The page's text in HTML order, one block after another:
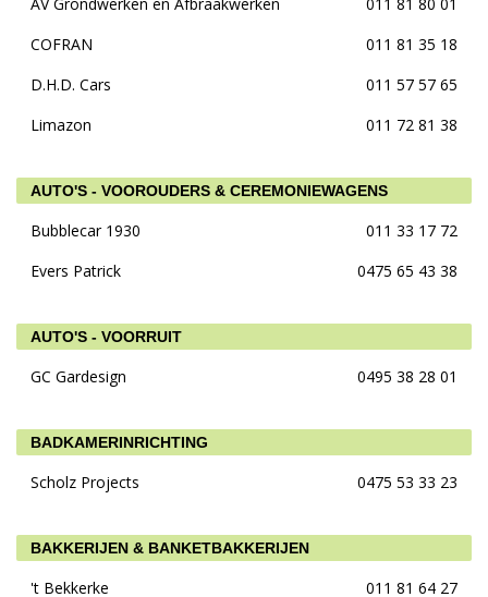
COFRAN
011 81 35 18
D.H.D. Cars
011 57 57 65
Limazon
011 72 81 38
AUTO'S - VOOROUDERS & CEREMONIEWAGENS
Bubblecar 1930
011 33 17 72
Evers Patrick
0475 65 43 38
AUTO'S - VOORRUIT
GC Gardesign 0495 38 28 01
BADKAMERINRICHTING
Scholz Projects 0475 53 33 23
BAKKERIJEN & BANKETBAKKERIJEN
't Bekkerke
011 81 64 27